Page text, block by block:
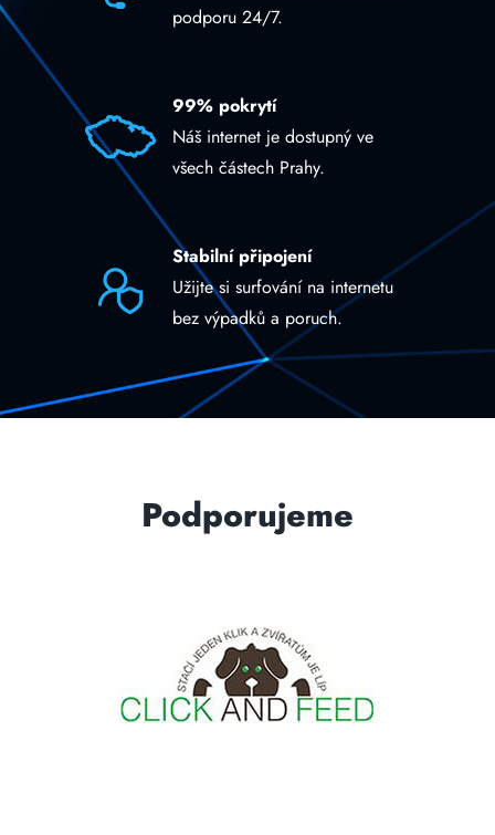
podporu 24/7.
99% pokrytí
Náš internet je dostupný ve
všech částech Prahy.
Stabilní připojení
Užijte si surfování na internetu
bez výpadků a poruch.
Podporujeme